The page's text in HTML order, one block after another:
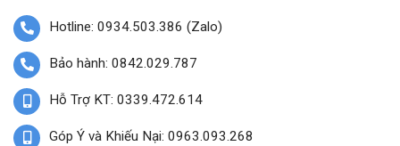
Hotline: 0934.503.386 (Zalo)
Bảo hành: 0842.029.787
Hỗ Trợ KT: 0339.472.614
Góp Ý và Khiếu Nại: 0963.093.268